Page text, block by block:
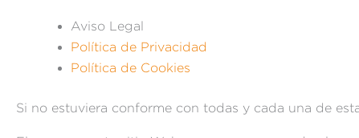
Aviso Legal
Política de Privacidad
Política de Cookies
Si no estuviera conforme con todas y cada una de